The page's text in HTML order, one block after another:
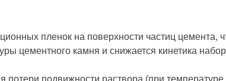
пленок на поверхности частиц цемента,
цементного камня и снижается кинетика
подвижности раствора (при